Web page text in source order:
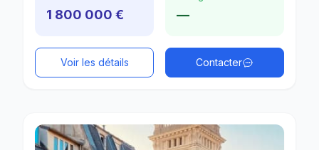
1 800 000 € —
Voir les détails Contacter